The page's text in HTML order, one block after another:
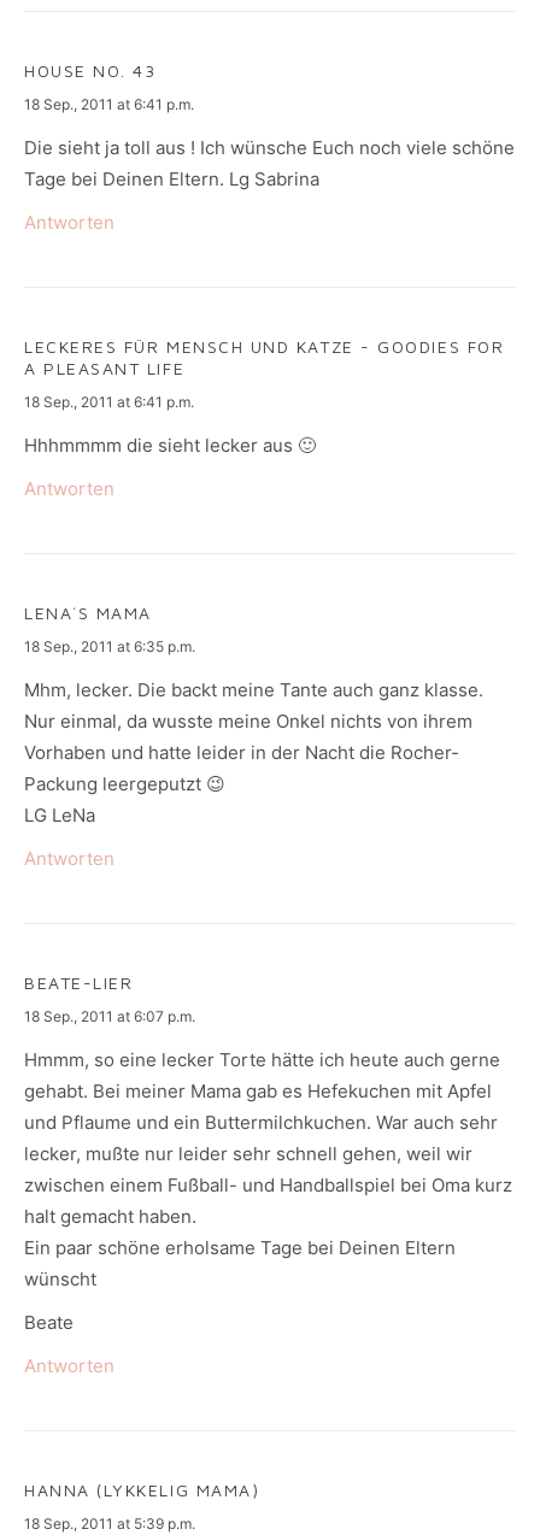
HOUSE NO. 43
says:
18 Sep., 2011 at 6:41 p.m.
Die sieht ja toll aus ! Ich wünsche Euch noch viele schöne
Tage bei Deinen Eltern. Lg Sabrina
Antworten
LECKERES FÜR MENSCH UND KATZE - GOODIES FOR
A PLEASANT LIFE
says:
18 Sep., 2011 at 6:41 p.m.
Hhhmmmm die sieht lecker aus 🙂
Antworten
LENA´S MAMA
says:
18 Sep., 2011 at 6:35 p.m.
Mhm, lecker. Die backt meine Tante auch ganz klasse.
Nur einmal, da wusste meine Onkel nichts von ihrem
Vorhaben und hatte leider in der Nacht die Rocher-
Packung leergeputzt 😉
LG LeNa
Antworten
BEATE-LIER
says:
18 Sep., 2011 at 6:07 p.m.
Hmmm, so eine lecker Torte hätte ich heute auch gerne
gehabt. Bei meiner Mama gab es Hefekuchen mit Apfel
und Pflaume und ein Buttermilchkuchen. War auch sehr
lecker, mußte nur leider sehr schnell gehen, weil wir
zwischen einem Fußball- und Handballspiel bei Oma kurz
halt gemacht haben.
Ein paar schöne erholsame Tage bei Deinen Eltern
wünscht
Beate
Antworten
HANNA (LYKKELIG MAMA)
says:
18 Sep., 2011 at 5:39 p.m.